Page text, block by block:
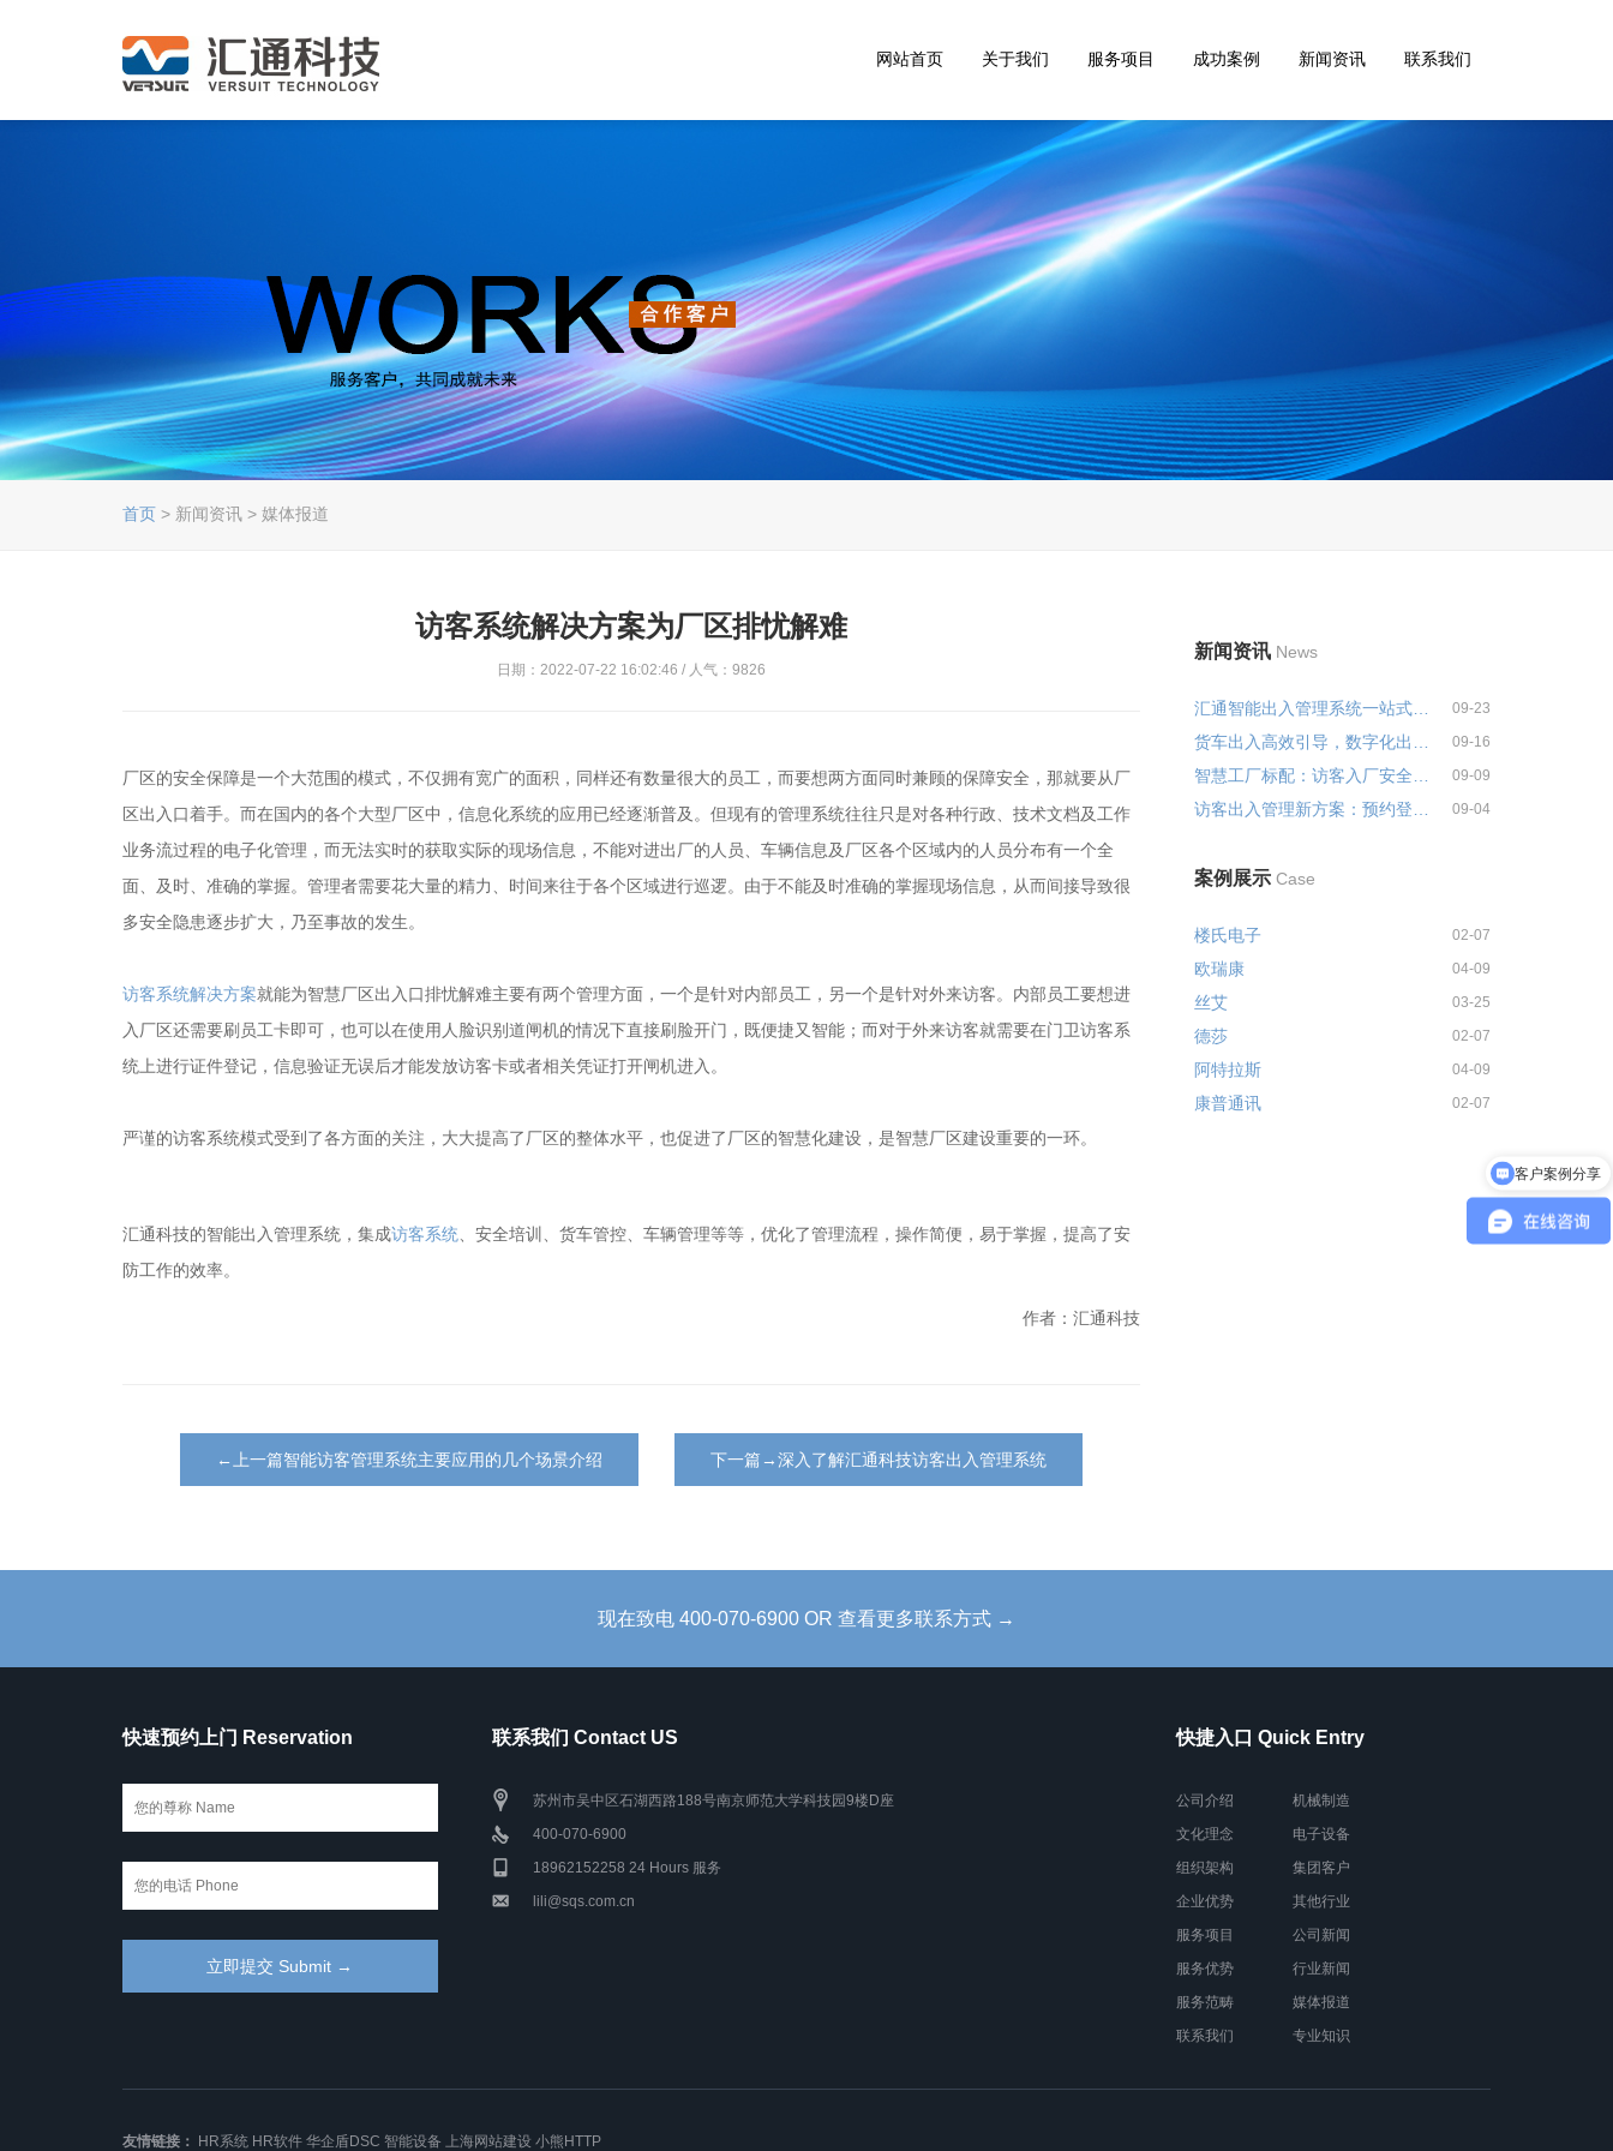
网站首页 关于我们 服务项目 成功案例 新闻资讯 联系我们
首页 > 新闻资讯 > 媒体报道
访客系统解决方案为厂区排忧解难
日期：2022-07-22 16:02:46 / 人气：9826
厂区的安全保障是一个大范围的模式，不仅拥有宽广的面积，同样还有数量很大的员工，而要想两方面同时兼顾的保障安全，那就要从厂
区出入口着手。而在国内的各个大型厂区中，信息化系统的应用已经逐渐普及。但现有的管理系统往往只是对各种行政、技术文档及工作
业务流过程的电子化管理，而无法实时的获取实际的现场信息，不能对进出厂的人员、车辆信息及厂区各个区域内的人员分布有一个全
面、及时、准确的掌握。管理者需要花大量的精力、时间来往于各个区域进行巡逻。由于不能及时准确的掌握现场信息，从而间接导致很
多安全隐患逐步扩大，乃至事故的发生。
访客系统解决方案就能为智慧厂区出入口排忧解难主要有两个管理方面，一个是针对内部员工，另一个是针对外来访客。内部员工要想进
入厂区还需要刷员工卡即可，也可以在使用人脸识别道闸机的情况下直接刷脸开门，既便捷又智能；而对于外来访客就需要在门卫访客系
统上进行证件登记，信息验证无误后才能发放访客卡或者相关凭证打开闸机进入。
严谨的访客系统模式受到了各方面的关注，大大提高了厂区的整体水平，也促进了厂区的智慧化建设，是智慧厂区建设重要的一环。
汇通科技的智能出入管理系统，集成访客系统 、安全培训、货车管控、车辆管理等等，优化了管理流程，操作简便，易于掌握，提高了安
防工作的效率。
作者：汇通科技
←上一篇智能访客管理系统主要应用的几个场景介绍 下一篇→深入了解汇通科技访客出入管理系统
新闻资讯 News
汇通智能出入管理系统一站式解决... 09-23
09-16
09-09
09-04
案例展示 Case
楼氏电子 02-07
欧瑞康 04-09
丝艾 03-25
德莎 02-07
阿特拉斯 04-09
康普通讯 02-07
现在致电 400-070-6900 OR 查看更多联系方式 →
快速预约上门 Reservation 联系我们 Contact US
苏州市吴中区石湖西路188号南京师范大学科技园9楼D座
400-070-6900
18962152258 24 Hours 服务
lili@sqs.com.cn
快捷入口 Quick Entry
公司介绍
文化理念
组织架构
企业优势
服务项目
服务优势
服务范畴
联系我们
机械制造
电子设备
集团客户
其他行业
公司新闻
行业新闻
媒体报道
专业知识
友情链接： HR系统 HR软件 华企盾DSC 智能设备 上海网站建设 小熊HTTP
客户案例分享